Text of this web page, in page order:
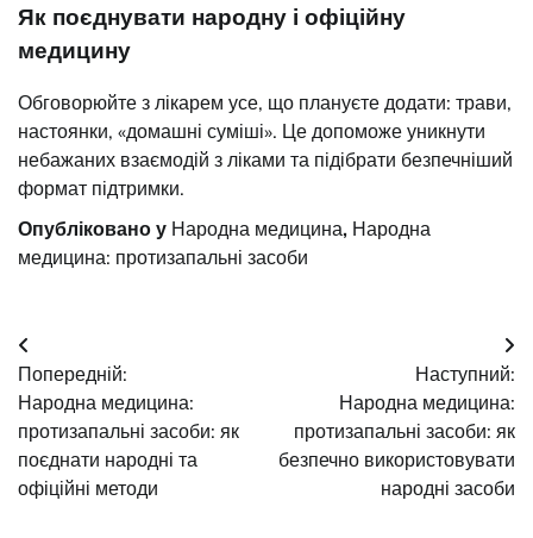
Як поєднувати народну і офіційну
медицину
Обговорюйте з лікарем усе, що плануєте додати: трави,
настоянки, «домашні суміші». Це допоможе уникнути
небажаних взаємодій з ліками та підібрати безпечніший
формат підтримки.
Опубліковано у Народна медицина, Народна
медицина: протизапальні засоби
Навігація
записів
Попередній:
Народна медицина:
протизапальні засоби: як
поєднати народні та
офіційні методи
Наступний:
Народна медицина:
протизапальні засоби: як
безпечно використовувати
народні засоби